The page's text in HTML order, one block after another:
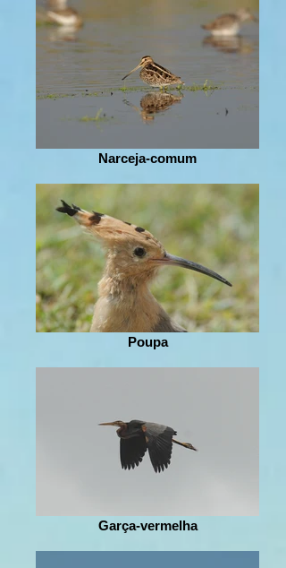
Narceja-comum
Poupa
Garça-vermelha